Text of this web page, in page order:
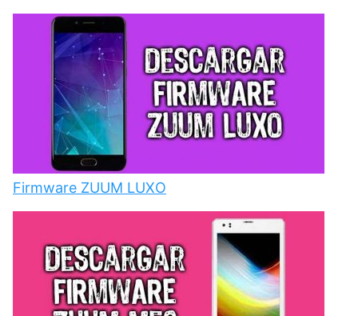
Firmware ZUUM LUXO